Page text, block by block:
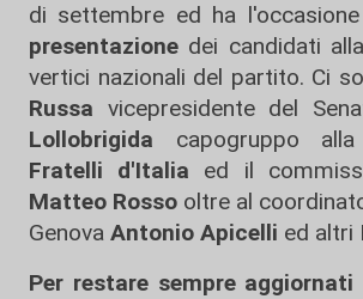
di settembre ed ha
presentazione dei candidati
vertici nazionali del partito. Ci
Russa vicepresidente del
Lollobrigida capogruppo
Fratelli d'Italia ed il
Matteo Rosso oltre al
Genova Antonio Apicelli ed altri
Per restare sempre aggiornati